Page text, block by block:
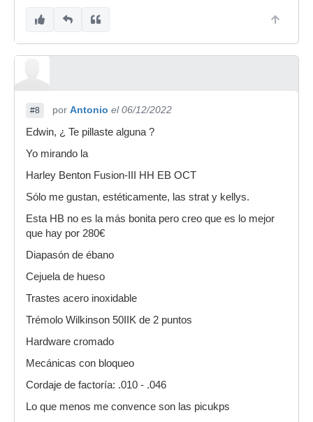
#8 por Antonio el 06/12/2022
Edwin, ¿ Te pillaste alguna ?
Yo mirando la
Harley Benton Fusion-III HH EB OCT
Sólo me gustan, estéticamente, las strat y kellys.
Esta HB no es la más bonita pero creo que es lo mejor
que hay por 280€
Diapasón de ébano
Cejuela de hueso
Trastes acero inoxidable
Trémolo Wilkinson 50IIK de 2 puntos
Hardware cromado
Mecánicas con bloqueo
Cordaje de factoría: .010 - .046
Lo que menos me convence son las picukps